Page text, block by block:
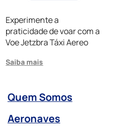
Experimente a
praticidade de voar com a
Voe Jetzbra Táxi Aereo
Saiba mais
Quem Somos
Aeronaves